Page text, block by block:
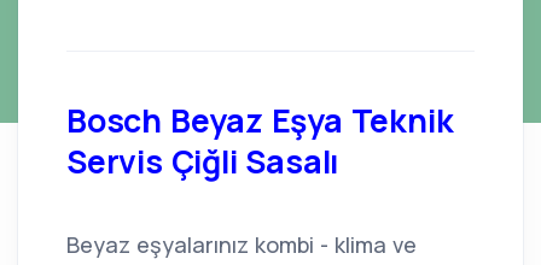
Bosch Beyaz Eşya Teknik
Servis Çiğli Sasalı
Beyaz eşyalarınız kombi - klima ve